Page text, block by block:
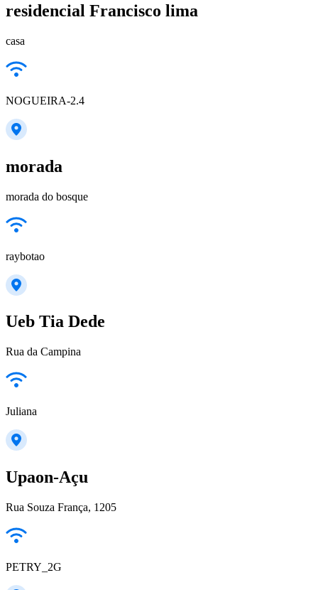
residencial Francisco lima
casa
NOGUEIRA-2.4
morada
morada do bosque
raybotao
Ueb Tia Dede
Rua da Campina
Juliana
Upaon-Açu
Rua Souza França, 1205
PETRY_2G